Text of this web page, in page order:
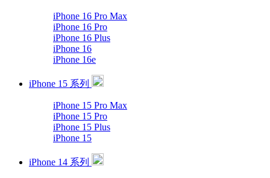
iPhone 16 Pro Max
iPhone 16 Pro
iPhone 16 Plus
iPhone 16
iPhone 16e
iPhone 15 系列
iPhone 15 Pro Max
iPhone 15 Pro
iPhone 15 Plus
iPhone 15
iPhone 14 系列